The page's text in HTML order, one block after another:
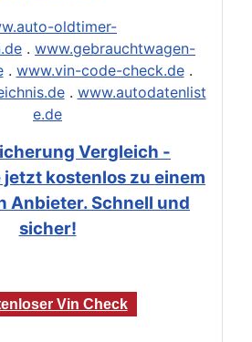
oldtimer-
. www.gebrauchtwagen-
. www.vin-code-check.de.
. www.autodatenlist
e.de
Vergleich -
jetzt kostenlos zu einem
Anbieter. Schnell und
sicher!
Vin Check